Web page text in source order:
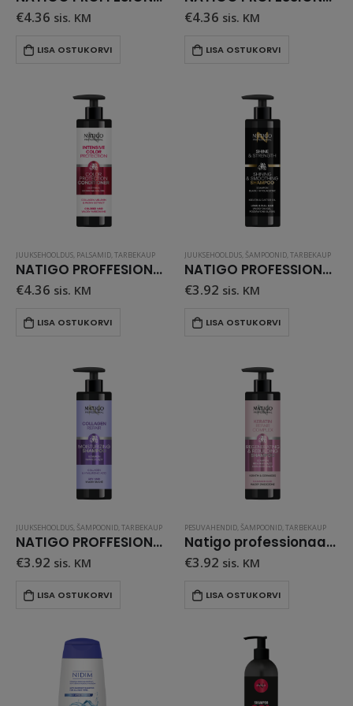
€4.36 sis. KM
LISA OSTUKORVI
€4.36 sis. KM
LISA OSTUKORVI
JUUKSEHOOLDUS, PALSAMID,TARBEKAUP
NATIGO PROFFESIONAL juuksepalsam VÄRVIKAITSEGA 400 ml
€4.36 sis. KM
LISA OSTUKORVI
JUUKSEHOOLDUS, ŠAMPOONID,TARBEKAUP
NATIGO PROFESSIONAL SÄRA JA SILUVUST ANDEV ŠAMPOON 400ml
€3.92 sis. KM
LISA OSTUKORVI
JUUKSEHOOLDUS, ŠAMPOONID,TARBEKAUP
NATIGO PROFFESIONAL NIISUTAV JUUKSEŠAMPOON 400 ml
€3.92 sis. KM
LISA OSTUKORVI
PESUVAHENDID, ŠAMPOONID,TARBEKAUP
Natigo professionaalne šampoon kahjustatud juustele 400 ml
€3.92 sis. KM
LISA OSTUKORVI